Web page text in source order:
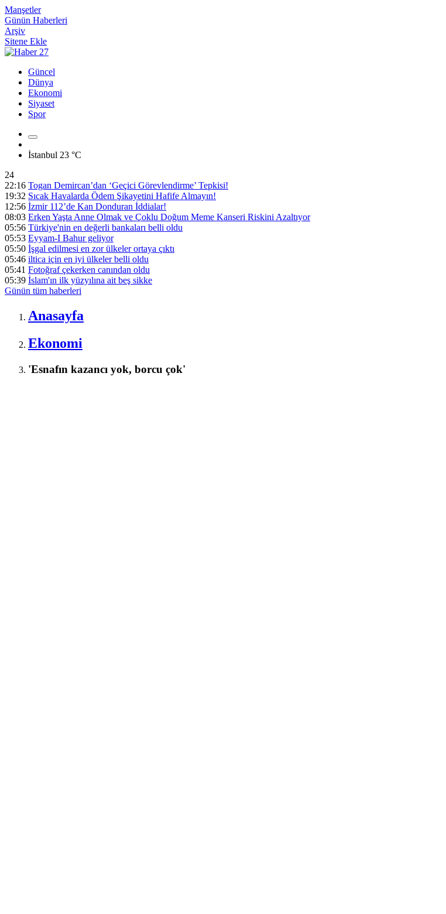
Manşetler
Günün Haberleri
Arşiv
Sitene Ekle
Güncel
Dünya
Ekonomi
Siyaset
Spor
İstanbul 23 °C
24
22:16 Togan Demircan’dan ‘Geçici Görevlendirme’ Tepkisi!
19:32 Sıcak Havalarda Ödem Şikayetini Hafife Almayın!
12:56 İzmir 112’de Kan Donduran İddialar!
08:03 Erken Yaşta Anne Olmak ve Çoklu Doğum Meme Kanseri Riskini Azaltıyor
05:56 Türkiye'nin en değerli bankaları belli oldu
05:53 Eyyam-I Bahur geliyor
05:50 İşgal edilmesi en zor ülkeler ortaya çıktı
05:46 iltica için en iyi ülkeler belli oldu
05:41 Fotoğraf çekerken canından oldu
05:39 İslam'ın ilk yüzyılına ait beş sikke
Günün tüm haberleri
Anasayfa
Ekonomi
'Esnafın kazancı yok, borcu çok'